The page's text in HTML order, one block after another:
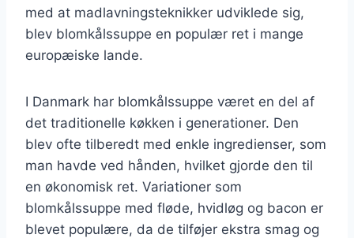
med at madlavningsteknikker udviklede sig,
blev blomkålssuppe en populær ret i mange
europæiske lande.
I Danmark har blomkålssuppe været en del af
det traditionelle køkken i generationer. Den
blev ofte tilberedt med enkle ingredienser, som
man havde ved hånden, hvilket gjorde den til
en økonomisk ret. Variationer som
blomkålssuppe med fløde, hvidløg og bacon er
blevet populære, da de tilføjer ekstra smag og